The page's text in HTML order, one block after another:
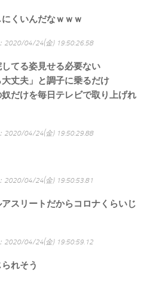
くいんだなｗｗｗ
：2020/04/24(金) 19:50:26.58
てる姿見せる必要ない
丈夫」と調子に乗るだけ
だけを毎日テレビで取り上げれ
：2020/04/24(金) 19:50:29.88
：2020/04/24(金) 19:50:53.81
スリートだからコロナくらいじ
：2020/04/24(金) 19:50:59.12
れそう